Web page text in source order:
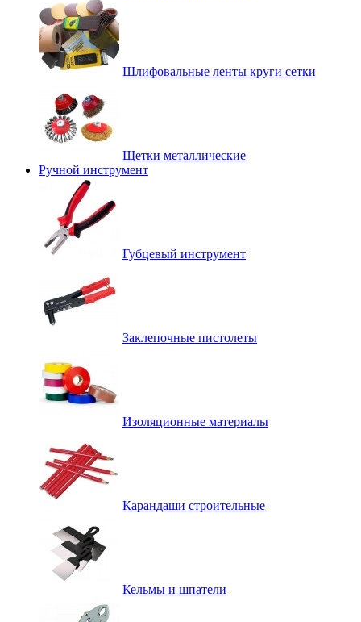
Шлифовальные ленты круги сетки
Щетки металлические
Ручной инструмент
Губцевый инструмент
Заклепочные пистолеты
Изоляционные материалы
Карандаши строительные
Кельмы и шпатели